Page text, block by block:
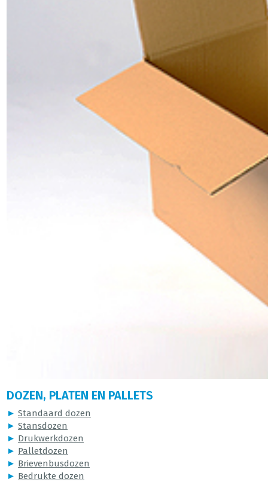
DOZEN, PLATEN EN PALLETS
► Standaard dozen
► Stansdozen
► Drukwerkdozen
► Palletdozen
► Brievenbusdozen
► Bedrukte dozen